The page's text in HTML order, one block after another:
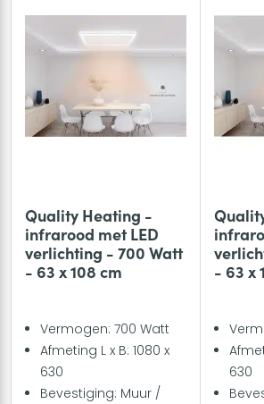
Quality Heating -
infrarood met LED
verlichting - 700 Watt
- 63 x 108 cm
Vermogen: 700 Watt
Afmeting L x B: 1080 x
630
Bevestiging: Muur /
- 63 x
630